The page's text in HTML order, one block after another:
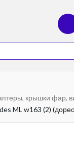
крышки фар,
ML w163 (2)